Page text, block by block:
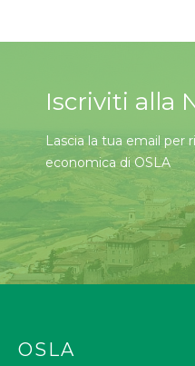
Iscriviti alla
Lascia la tua email per
economica di OSLA
OSLA